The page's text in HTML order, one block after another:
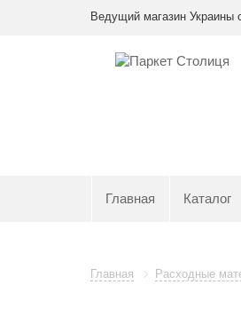
Ведущий магазин Украины
Главная Каталог
Главная Расходные